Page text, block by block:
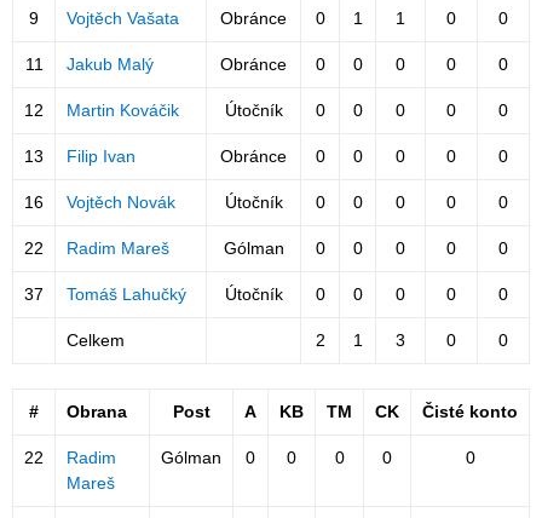
9 Vojtěch Vašata Obránce 0 1 1 0 0
11 Jakub Malý Obránce 0 0 0 0 0
12 Martin Kováčik Útočník 0 0 0 0 0
13 Filip Ivan Obránce 0 0 0 0 0
16 Vojtěch Novák Útočník 0 0 0 0 0
22 Radim Mareš Gólman 0 0 0 0 0
37 Tomáš Lahučký Útočník 0 0 0 0 0
Celkem 2 1 3 0 0
# Obrana Post A KB TM CK Čisté konto
22
Radim
Mareš
Gólman 0 0 0 0 0